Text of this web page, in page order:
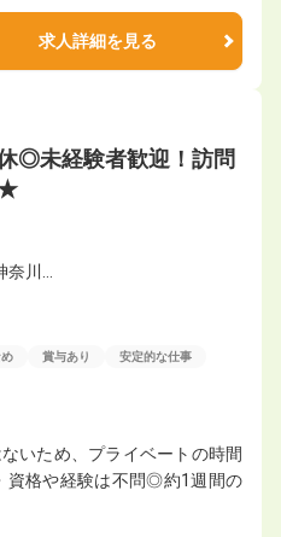
求人詳細を見る
◎未経験者歓迎！訪問
★
川…
賞与あり 安定的な仕事
いため、プライベートの時間
資格や経験は不問◎約1週間の